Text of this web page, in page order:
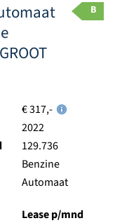
B
€ 317,-
2022
129.736
Benzine
Automaat
Lease p/mnd